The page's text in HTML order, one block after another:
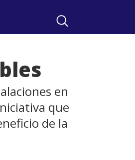
en
que
de la